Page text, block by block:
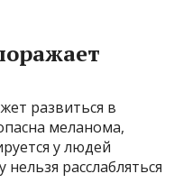
развиться в
меланома,
у людей
расслабляться